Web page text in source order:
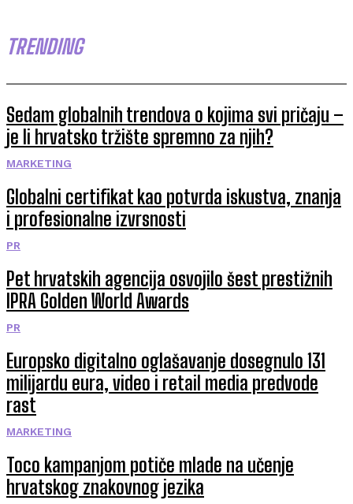
TRENDING
Sedam globalnih trendova o kojima svi pričaju –
je li hrvatsko tržište spremno za njih?
MARKETING
Globalni certifikat kao potvrda iskustva, znanja
i profesionalne izvrsnosti
PR
Pet hrvatskih agencija osvojilo šest prestižnih
IPRA Golden World Awards
PR
Europsko digitalno oglašavanje dosegnulo 131
milijardu eura, video i retail media predvode
rast
MARKETING
Toco kampanjom potiče mlade na učenje
hrvatskog znakovnog jezika